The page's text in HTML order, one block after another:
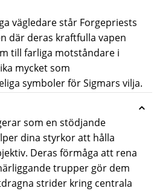
vägledare står Forgepriests
där deras kraftfulla vapen
till farliga motståndare i
mycket som
symboler för Sigmars vilja.
som en stödjande
dina styrkor att hålla
Deras förmåga att rena
trupper gör dem
strider kring centrala